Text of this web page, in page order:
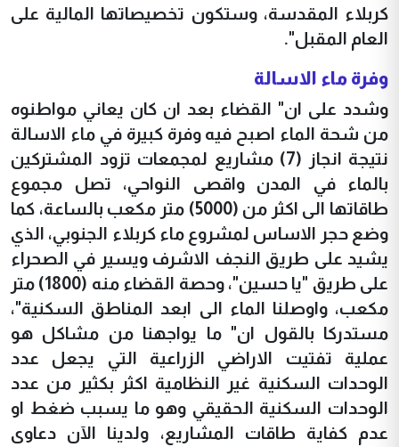
كربلاء المقدسة، وستكون تخصيصاتها المالية على
العام المقبل".
وفرة ماء الاسالة
وشدد على ان" القضاء بعد ان كان يعاني مواطنوه
من شحة الماء اصبح فيه وفرة كبيرة في ماء الاسالة
نتيجة انجاز (7) مشاريع لمجمعات تزود المشتركين
بالماء في المدن واقصى النواحي، تصل مجموع
طاقاتها الى اكثر من (5000) متر مكعب بالساعة، كما
وضع حجر الاساس لمشروع ماء كربلاء الجنوبي، الذي
يشيد على طريق النجف الاشرف ويسير في الصحراء
على طريق "يا حسين"، وحصة القضاء منه (1800) متر
مكعب، واوصلنا الماء الى ابعد المناطق السكنية"،
مستدركا بالقول ان" ما يواجهنا من مشاكل هو
عملية تفتيت الاراضي الزراعية التي يجعل عدد
الوحدات السكنية غير النظامية اكثر بكثير من عدد
الوحدات السكنية الحقيقي وهو ما يسبب ضغط او
عدم كفاية طاقات المشاريع، ولدينا الآن دعاوى